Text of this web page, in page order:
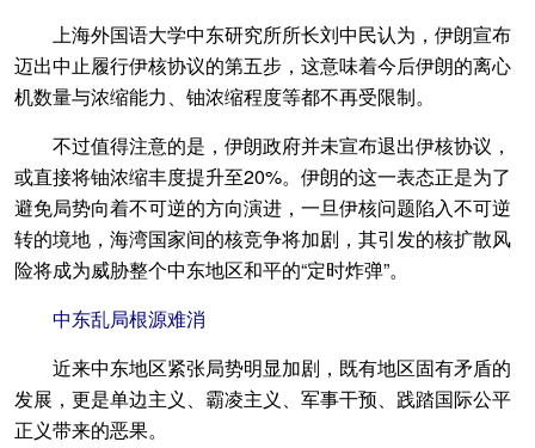
上海外国语大学中东研究所所长刘中民认为，伊朗宣布
迈出中止履行伊核协议的第五步，这意味着今后伊朗的离心
机数量与浓缩能力、铀浓缩程度等都不再受限制。
不过值得注意的是，伊朗政府并未宣布退出伊核协议，
或直接将铀浓缩丰度提升至20%。伊朗的这一表态正是为了
避免局势向着不可逆的方向演进，一旦伊核问题陷入不可逆
转的境地，海湾国家间的核竞争将加剧，其引发的核扩散风
险将成为威胁整个中东地区和平的“定时炸弹”。
中东乱局根源难消
近来中东地区紧张局势明显加剧，既有地区固有矛盾的
发展，更是单边主义、霸凌主义、军事干预、践踏国际公平
正义带来的恶果。